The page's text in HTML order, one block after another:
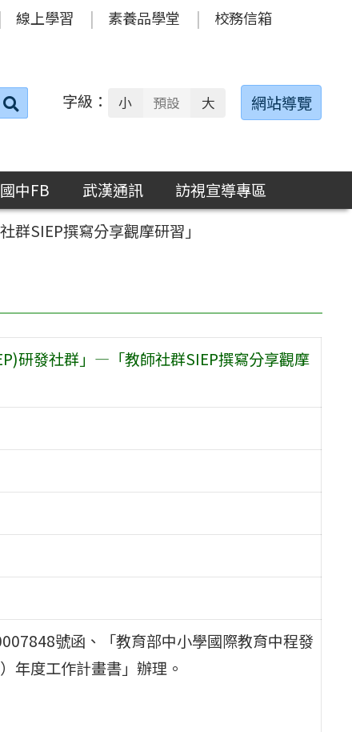
線上學習 素養品學堂 校務信箱
搜
字級： 小 預設 大 網站導覽
中FB 武漢通訊
訪視宣導專區
SIEP撰寫分享觀摩研習」
研發社群」—「教師社群SIEP撰寫分享觀摩
號函、「教育部中小學國際教育中程發
年度工作計畫書」辦理。